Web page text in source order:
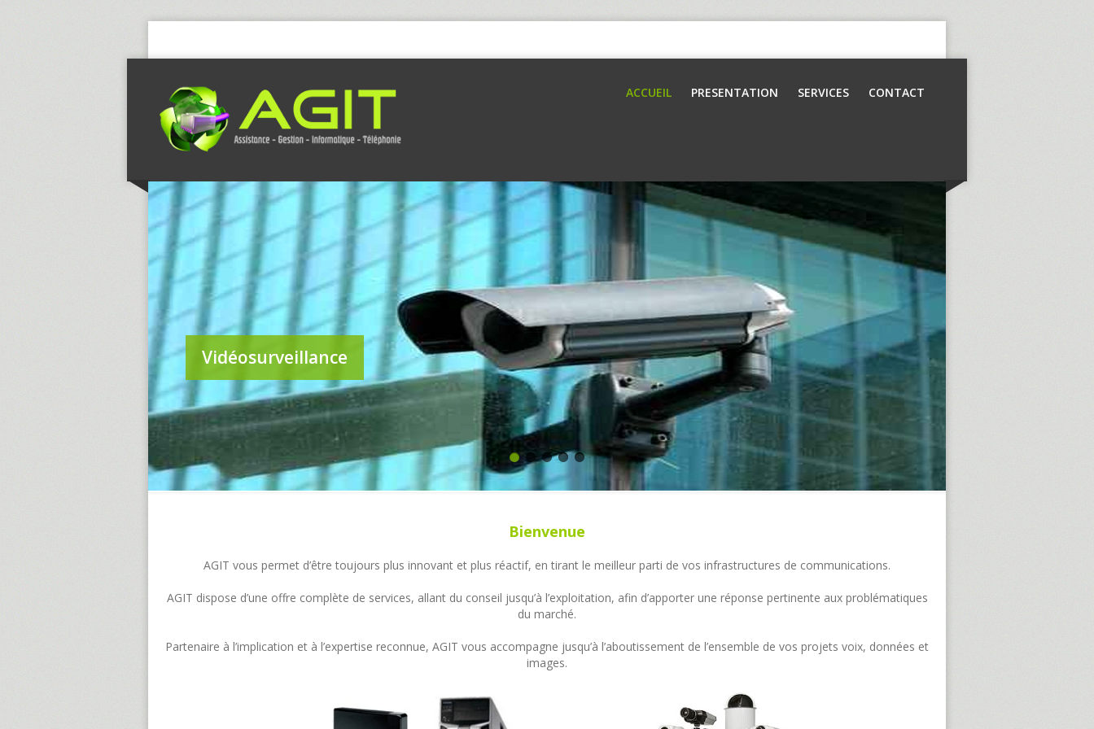
ACCUEIL PRESENTATION SERVICES CONTACT
Vidéosurveillance
Bienvenue
AGIT vous permet d’être toujours plus innovant et plus réactif, en tirant le meilleur parti de vos infrastructures de communications.
AGIT dispose d’une offre complète de services, allant du conseil jusqu’à l’exploitation, afin d’apporter une réponse pertinente aux problématiques
du marché.
Partenaire à l’implication et à l’expertise reconnue, AGIT vous accompagne jusqu’à l’aboutissement de l’ensemble de vos projets voix, données et
images.